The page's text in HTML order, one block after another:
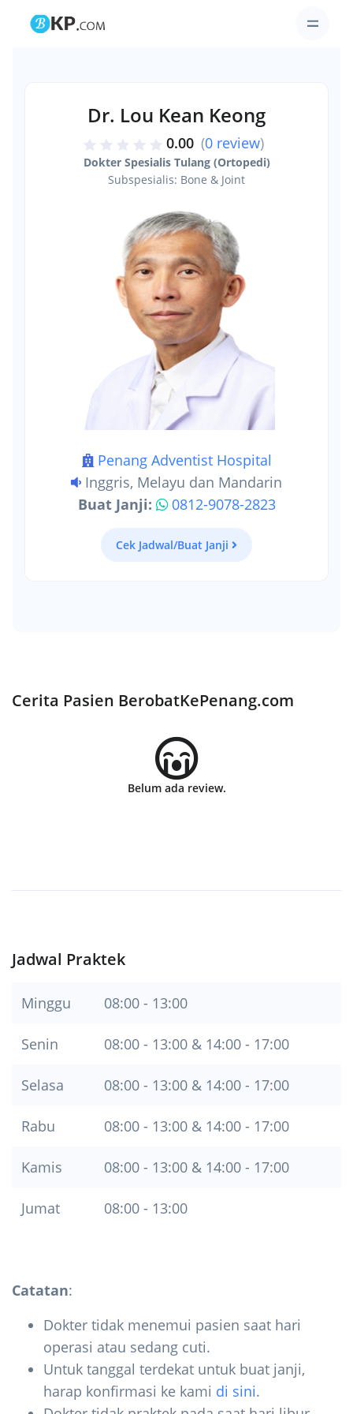
Dr. Lou Kean Keong
0.00 (0 review)
Dokter Spesialis Tulang (Ortopedi)
Subspesialis: Bone & Joint
Penang Adventist Hospital
Inggris, Melayu dan Mandarin
Buat Janji:
0812-9078-2823
Cek Jadwal/Buat Janji
Cerita Pasien BerobatKePenang.com
Belum ada review.
Jadwal Praktek
Minggu 08:00 - 13:00
Senin 08:00 - 13:00 & 14:00 - 17:00
Selasa 08:00 - 13:00 & 14:00 - 17:00
Rabu 08:00 - 13:00 & 14:00 - 17:00
Kamis 08:00 - 13:00 & 14:00 - 17:00
Jumat 08:00 - 13:00
Catatan:
Dokter tidak menemui pasien saat hari
operasi atau sedang cuti.
Untuk tanggal terdekat untuk buat janji,
harap konfirmasi ke kami di sini.